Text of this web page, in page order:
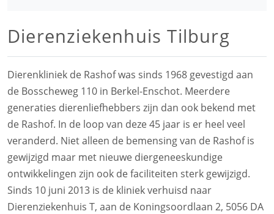
Dierenziekenhuis Tilburg
Dierenkliniek de Rashof was sinds 1968 gevestigd aan
de Bosscheweg 110 in Berkel-Enschot. Meerdere
generaties dierenliefhebbers zijn dan ook bekend met
de Rashof. In de loop van deze 45 jaar is er heel veel
veranderd. Niet alleen de bemensing van de Rashof is
gewijzigd maar met nieuwe diergeneeskundige
ontwikkelingen zijn ook de faciliteiten sterk gewijzigd.
Sinds 10 juni 2013 is de kliniek verhuisd naar
Dierenziekenhuis T, aan de Koningsoordlaan 2, 5056 DA